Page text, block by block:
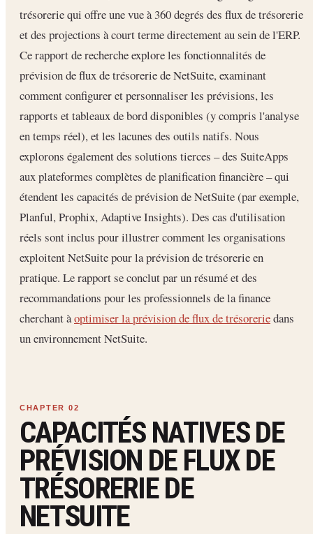
trésorerie qui offre une vue à 360 degrés des flux de trésorerie
et des projections à court terme directement au sein de l'ERP.
Ce rapport de recherche explore les fonctionnalités de
prévision de flux de trésorerie de NetSuite, examinant
comment configurer et personnaliser les prévisions, les
rapports et tableaux de bord disponibles (y compris l'analyse
en temps réel), et les lacunes des outils natifs. Nous
explorons également des solutions tierces – des SuiteApps
aux plateformes complètes de planification financière – qui
étendent les capacités de prévision de NetSuite (par exemple,
Planful, Prophix, Adaptive Insights). Des cas d'utilisation
réels sont inclus pour illustrer comment les organisations
exploitent NetSuite pour la prévision de trésorerie en
pratique. Le rapport se conclut par un résumé et des
recommandations pour les professionnels de la finance
cherchant àoptimiser la prévision de flux de trésoreriedans
un environnement NetSuite.
CAPACITÉS NATIVES DE
PRÉVISION DE FLUX DE
TRÉSORERIE DE
NETSUITE